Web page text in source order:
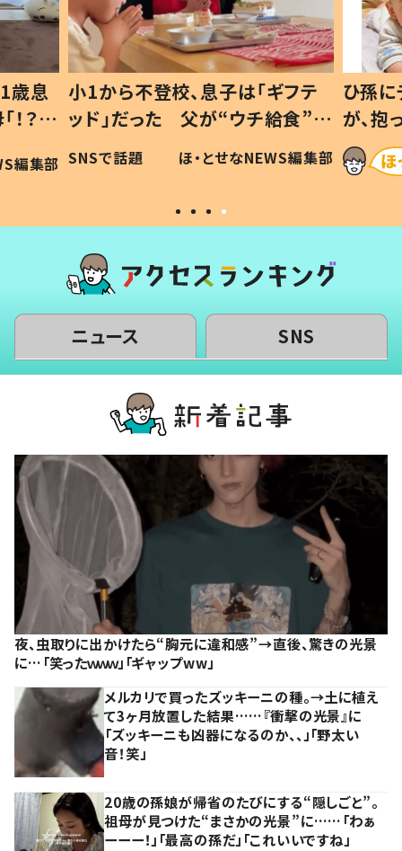
歳息
？」
編集部
小1から不登校、息子は「ギフテ
ッド」だった 父が“ウチ給食”を
作り続ける理由とは #令和の親
#令和の子
SNSで話題 ほ・とせなNEWS編集部
ひ孫
が、
「涙が
い」
ニュース SNS
夜、虫取りに出かけたら“胸元に違和感”→直後、驚きの光景
に…「笑ったｗｗｗ」「ギャップww」
メルカリで買ったズッキーニの種。→土に植え
て3ヶ月放置した結果……『衝撃の光景』に
「ズッキーニも凶器になるのか、、」「野太い
音！笑」
20歳の孫娘が帰省のたびにする“隠しごと”。
祖母が見つけた“まさかの光景”に……「わぁ
ーーー！」「最高の孫だ」「これいいですね」